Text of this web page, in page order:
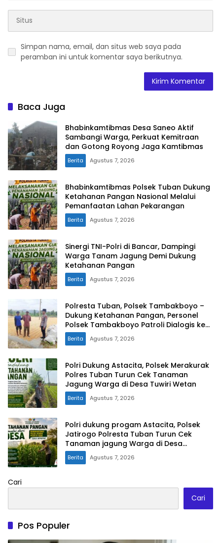
Simpan nama, email, dan situs web saya pada
peramban ini untuk komentar saya berikutnya.
Baca Juga
Bhabinkamtibmas Desa Saneo Aktif
Sambangi Warga, Perkuat Kemitraan
dan Gotong Royong Jaga Kamtibmas
Berita Agustus 7, 2026
Bhabinkamtibmas Polsek Tuban Dukung
Ketahanan Pangan Nasional Melalui
Pemanfaatan Lahan Pekarangan
Berita Agustus 7, 2026
Sinergi TNI-Polri di Bancar, Dampingi
Warga Tanam Jagung Demi Dukung
Ketahanan Pangan
Berita Agustus 7, 2026
Polresta Tuban, Polsek Tambakboyo –
Dukung Ketahanan Pangan, Personel
Polsek Tambakboyo Patroli Dialogis ke
Lahan Jemur Jagung Milik Warga
Berita Agustus 7, 2026
Polri Dukung Astacita, Polsek Merakurak
Polres Tuban Turun Cek Tanaman
Jagung Warga di Desa Tuwiri Wetan
Berita Agustus 7, 2026
Polri dukung progam Astacita, Polsek
Jatirogo Polresta Tuban Turun Cek
Tanaman jagung Warga di Desa
Ketodan
Berita Agustus 7, 2026
Cari
Cari
Pos Populer